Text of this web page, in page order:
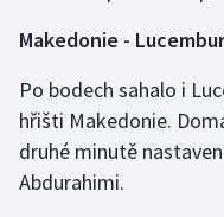
Rychlobruslení
Short track
Sportovní střelba
Makedonie -
Po bodech sahalo i
hřišti Makedonie.
druhé minutě
Abdurahimi.